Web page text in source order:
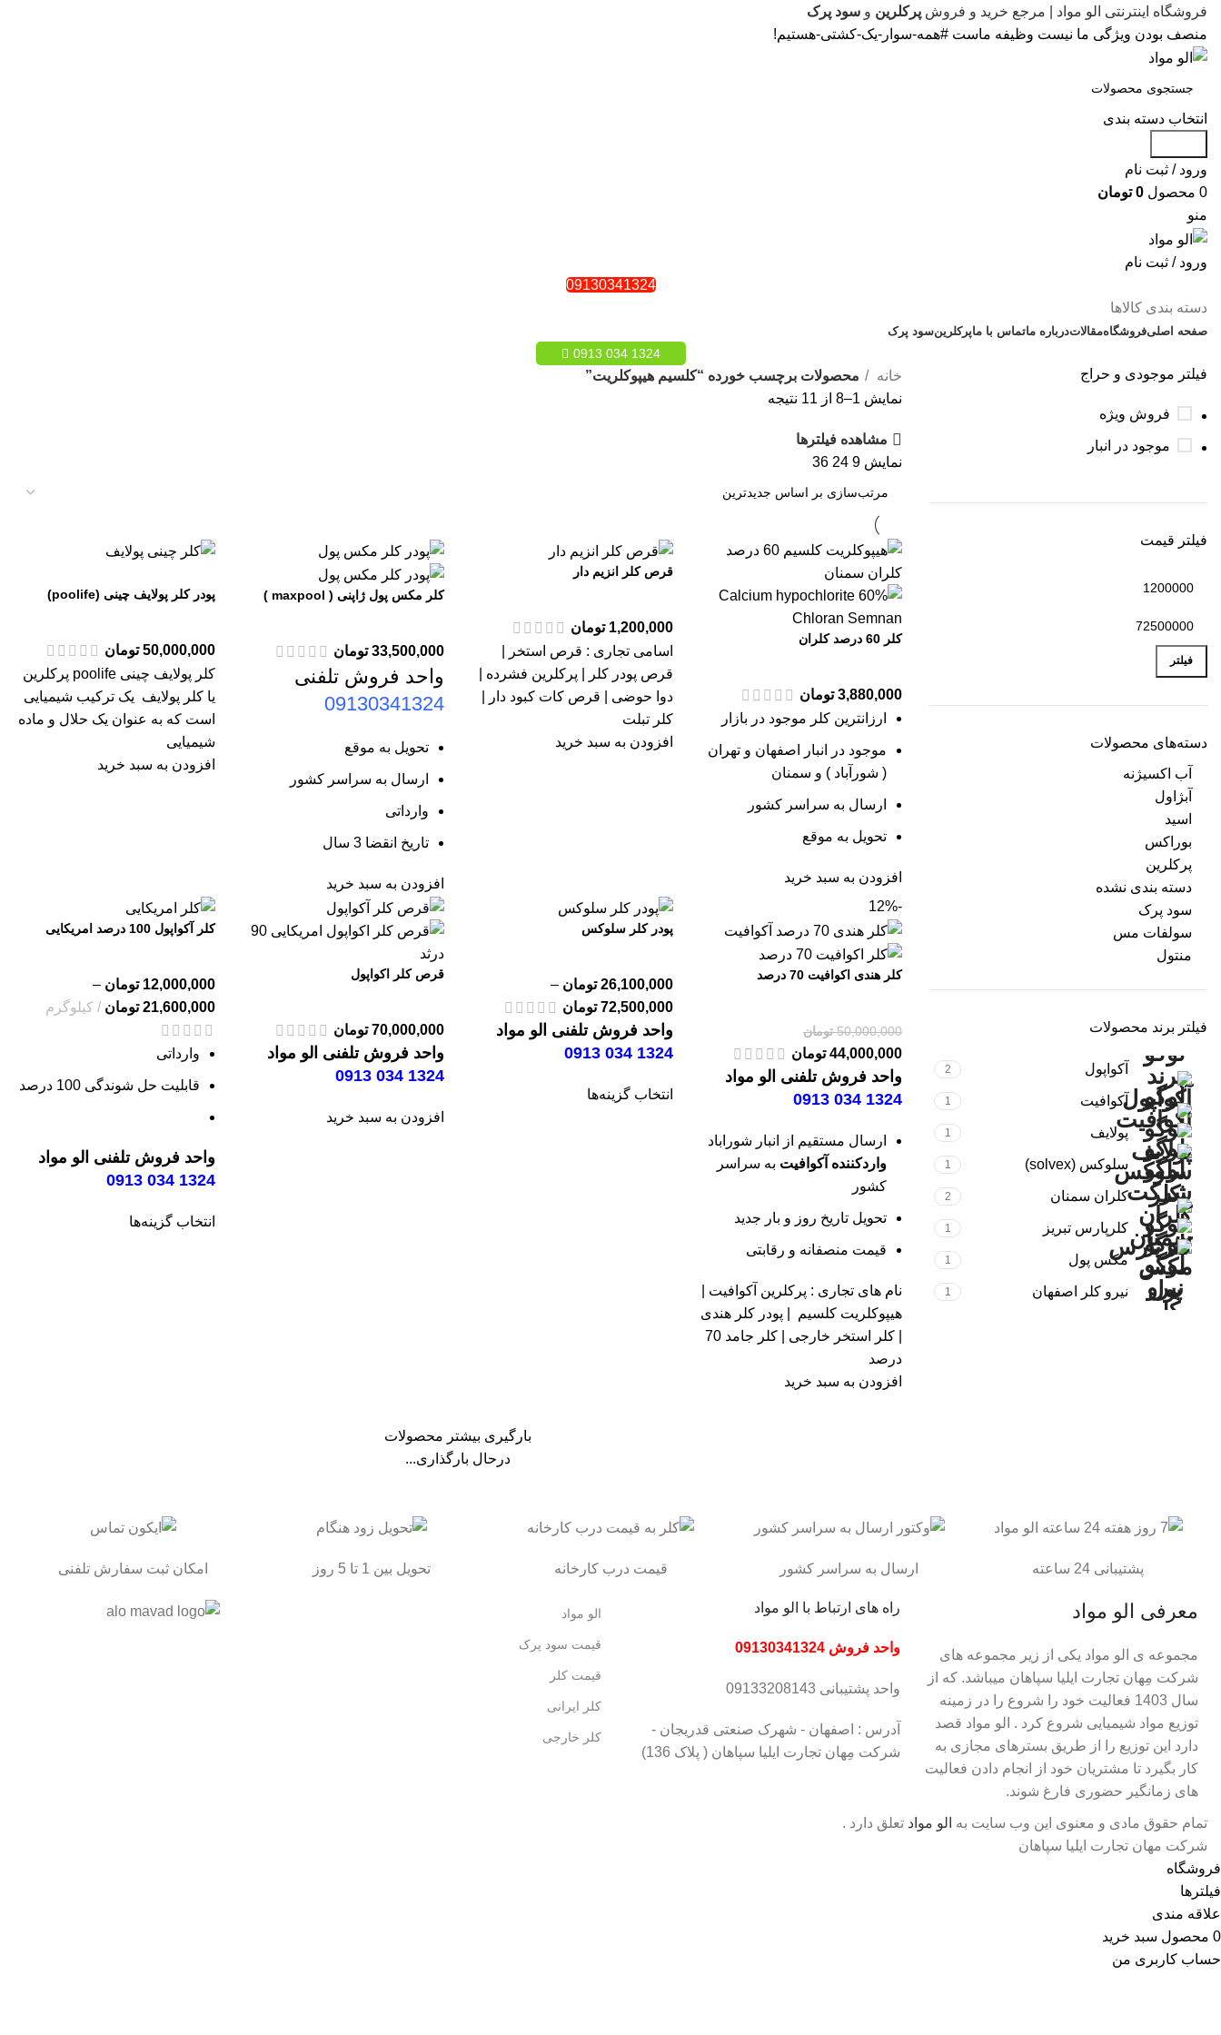
فروشگاه اینترنتی الو مواد | مرجع خرید و فروش پرکلرین و سود پرک
منصف بودن ویژگی ما نیست وظیفه ماست #همه-سوار-یک-کشتی-هستیم!
انتخاب دسته بندی
ورود / ثبت نام
0 محصول 0 تومان
منو
ورود / ثبت نام
09130341324
دسته بندی کالاها
صفحه اصلیفروشگاهمقالاتدرباره ماتماس با ماپرکلرینسود پرک
1324 034 0913
فیلتر موجودی و حراج
فروش ویژه
موجود در انبار
فیلتر قیمت
فیلتر
دسته‌های محصولات
آب اکسیژنه
آبژاول
اسید
بوراکس
پرکلرین
دسته بندی نشده
سود پرک
سولفات مس
منتول
فیلتر برند محصولات
آکواپول 2
آکوافیت 1
پولایف 1
سلوکس (solvex) 1
کلران سمنان 2
کلرپارس تبریز 1
مکس پول 1
نیرو کلر اصفهان 1
خانه
محصولات برچسب خورده “کلسیم هیپوکلریت”
نمایش 1–8 از 11 نتیجه
مشاهده فیلترها
نمایش 9
24
36
کلر 60 درصد کلران
3,880,000 تومان
ارزانترین کلر موجود در بازار
موجود در انبار اصفهان و تهران
( شورآباد ) و سمنان
ارسال به سراسر کشور
تحویل به موقع
افزودن به سبد خرید
قرص کلر انزیم دار
1,200,000 تومان
اسامی تجاری : قرص استخر |
قرص پودر کلر | پرکلرین فشرده |
دوا حوضی | قرص کات کبود دار |
کلر تبلت
افزودن به سبد خرید
کلر مکس پول ژاپنی ( maxpool )
33,500,000 تومان
واحد فروش تلفنی
09130341324
تحویل به موقع
ارسال به سراسر کشور
وارداتی
تاریخ انقضا 3 سال
افزودن به سبد خرید
پودر کلر پولایف چینی (poolife)
50,000,000 تومان
کلر پولایف چینی poolife پرکلرین
یا کلر پولایف یک ترکیب شیمیایی
است که به عنوان یک حلال و ماده
شیمیایی
افزودن به سبد خرید
-12%
کلر هندی اکوافیت 70 درصد
50,000,000 تومان
44,000,000 تومان
واحد فروش تلفنی الو مواد
1324 034 0913
ارسال مستقیم از انبار شوراباد
واردکننده آکوافیت به سراسر
کشور
تحویل تاریخ روز و بار جدید
قیمت منصفانه و رقابتی
نام های تجاری : پرکلرین آکوافیت |
هیپوکلریت کلسیم | پودر کلر هندی
کلر استخر خارجی |
کلر جامد 70
درصد
افزودن به سبد خرید
پودر کلر سلوکس
26,100,000 تومان –
72,500,000 تومان
واحد فروش تلفنی الو مواد
1324 034 0913
انتخاب گزینه‌ها
قرص کلر اکواپول
70,000,000 تومان
واحد فروش تلفنی الو مواد
1324 034 0913
افزودن به سبد خرید
کلر آکواپول 100 درصد امریکایی
12,000,000 تومان –
21,600,000 تومان کیلوگرم
وارداتی
قابلیت حل شوندگی 100 درصد
واحد فروش تلفنی الو مواد
1324 034 0913
انتخاب گزینه‌ها
بارگیری بیشتر محصولات
درحال بارگذاری...
پشتیبانی 24 ساعته ارسال به سراسر کشور قیمت درب کارخانه تحویل بین 1 تا 5 روز امکان ثبت سفارش تلفنی
معرفی الو مواد
مجموعه ی الو مواد یکی از زیر مجموعه های
شرکت مِهان تجارت ایلیا سپاهان میباشد. که از
سال 1403 فعالیت خود را شروع را در زمینه
توزیع مواد شیمیایی شروع کرد . الو مواد قصد
دارد این توزیع را از طریق بسترهای مجازی به
کار بگیرد تا مشتریان خود از انجام دادن فعالیت
های زمانگیر حضوری فارغ شوند.
راه های ارتباط با الو مواد
واحد فروش 09130341324
واحد پشتیبانی 09133208143
آدرس : اصفهان - شهرک صنعتی قدریجان -
شرکت مِهان تجارت ایلیا سپاهان ( پلاک 136)
الو مواد
قیمت سود پرک
قیمت کلر
کلر ایرانی
کلر خارجی
تمام حقوق مادی و معنوی اين وب‌ سايت به الو مواد تعلق دارد .
شرکت مهان تجارت ایلیا سپاهان
فروشگاه
فیلترها
علاقه مندی
0 محصول سبد خرید
حساب کاربری من